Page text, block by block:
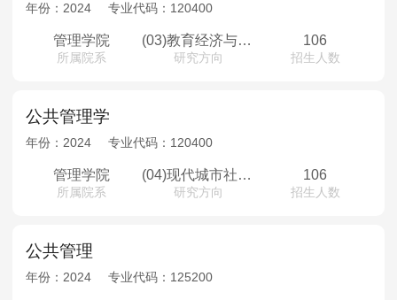
院校库 考试报名 招生政策
考试真题
报考经验 招生简章
年份： 2024 专业代码： 120400
管理学院
所属院系
(03)教育经济与管理
研究方向
106
招生人数
公共管理学
年份： 2024 专业代码： 120400
管理学院
所属院系
(04)现代城市社会治理
研究方向
106
招生人数
公共管理
年份： 2024 专业代码： 125200